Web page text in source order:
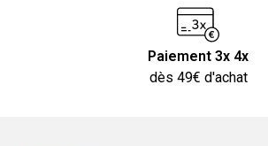
Paiement 3x 4x
dès 49€ d'achat